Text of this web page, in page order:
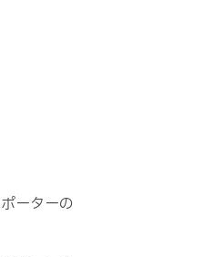
ーターの